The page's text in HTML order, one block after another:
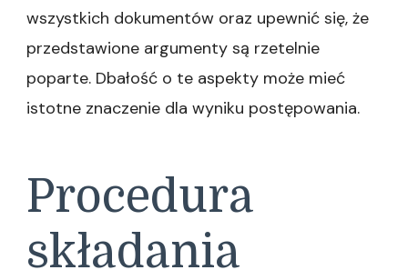
wszystkich dokumentów oraz upewnić się, że
przedstawione argumenty są rzetelnie
poparte. Dbałość o te aspekty może mieć
istotne znaczenie dla wyniku postępowania.
Procedura
składania